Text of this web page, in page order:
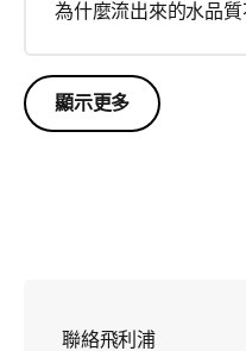
為什麼流出來的水品質
顯示更多
聯絡飛利浦